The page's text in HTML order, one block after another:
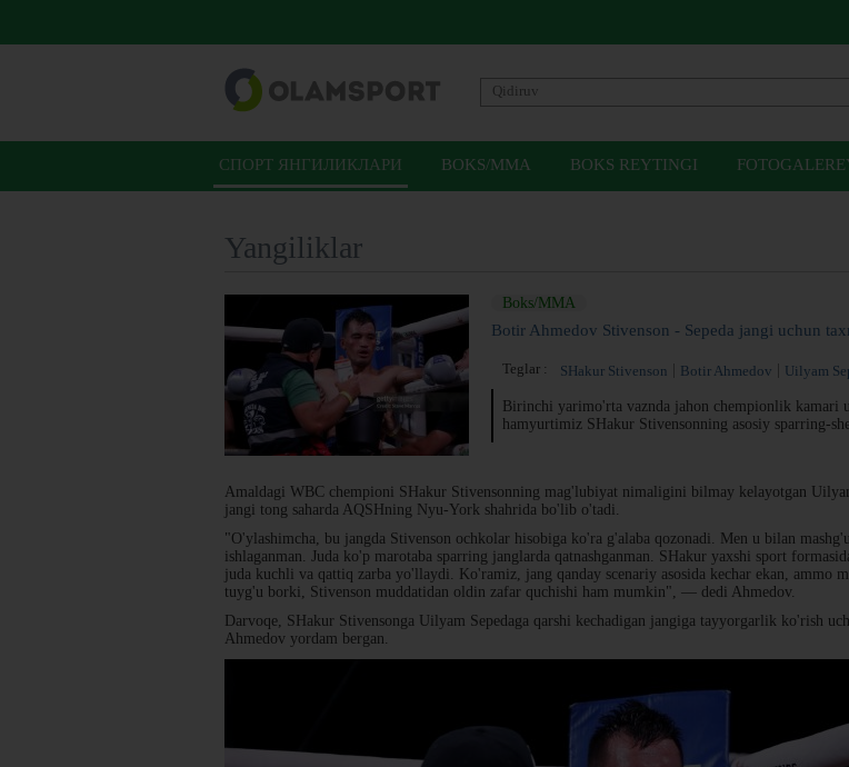
СПОРТ ЯНГИЛИКЛАРИ BOKS/MMA BOKS REYTINGI
Yangiliklar
Boks/MMA
Botir Ahmedov Stivenson - Sepeda jangi uchun
Teglar : SHakur Stivenson Botir Ahmedov Uilyam
Birinchi yarimo'rta vaznda jahon chempionlik kamari
hamyurtimiz SHakur Stivensonning asosiy sparring-
Amaldagi WBC chempioni SHakur Stivensonning mag'lubiyat nimaligini bilmay kelayotgan
jangi tong saharda AQSHning Nyu-York shahrida bo'lib o'tadi.
"O'ylashimcha, bu jangda Stivenson ochkolar hisobiga ko'ra g'alaba qozonadi. Men u bilan
ishlaganman. Juda ko'p marotaba sparring janglarda qatnashganman. SHakur yaxshi sport
juda kuchli va qattiq zarba yo'llaydi. Ko'ramiz, jang qanday scenariy asosida kechar ekan, ammo
tuyg'u borki, Stivenson muddatidan oldin zafar quchishi ham mumkin", — dedi Ahmedov.
Darvoqe, SHakur Stivensonga Uilyam Sepedaga qarshi kechadigan jangiga tayyorgarlik ko'rish
Ahmedov yordam bergan.